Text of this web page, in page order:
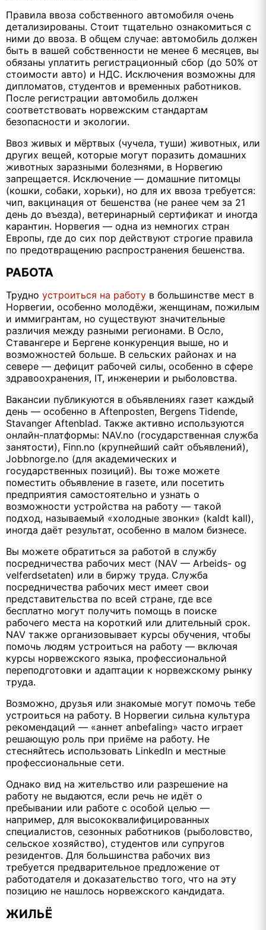
Правила ввоза собственного автомобиля очень
детализированы. Стоит тщательно ознакомиться с
ними до ввоза. В общем случае: автомобиль должен
быть в вашей собственности не менее 6 месяцев, вы
обязаны уплатить регистрационный сбор (до 50% от
стоимости авто) и НДС. Исключения возможны для
дипломатов, студентов и временных работников.
После регистрации автомобиль должен
соответствовать норвежским стандартам
безопасности и экологии.
Ввоз живых и мёртвых (чучела, туши) животных, или
других вещей, которые могут поразить домашних
животных заразными болезнями, в Норвегию
запрещается. Исключение — домашние питомцы
(кошки, собаки, хорьки), но для их ввоза требуется:
чип, вакцинация от бешенства (не ранее чем за 21
день до въезда), ветеринарный сертификат и иногда
карантин. Норвегия — одна из немногих стран
Европы, где до сих пор действуют строгие правила
по предотвращению распространения бешенства.
РАБОТА
Трудно устроиться на работу в большинстве мест в
Норвегии, особенно молодёжи, женщинам, пожилым
и иммигрантам, но существуют значительные
различия между разными регионами. В Осло,
Ставангере и Бергене конкуренция выше, но и
возможностей больше. В сельских районах и на
севере — дефицит рабочей силы, особенно в сфере
здравоохранения, IT, инженерии и рыболовства.
Вакансии публикуются в объявлениях газет каждый
день — особенно в Aftenposten, Bergens Tidende,
Stavanger Aftenblad. Также активно используются
онлайн-платформы: NAV.no (государственная служба
занятости), Finn.no (крупнейший сайт объявлений),
Jobbnorge.no (для академических и
государственных позиций). Вы тоже можете
поместить объявление в газете, или посетить
предприятия самостоятельно и узнать о
возможности устройства на работу — такой
подход, называемый «холодные звонки» (kaldt kall),
иногда даёт результат, особенно в малом бизнесе.
Вы можете обратиться за работой в службу
посредничества рабочих мест (NAV — Arbeids- og
velferdsetaten) или в биржу труда. Служба
посредничества рабочих мест имеет свои
представительства по всей стране, где все
бесплатно могут получить помощь в поиске
рабочего места на короткий или длительный срок.
NAV также организовывает курсы обучения, чтобы
помочь людям устроиться на работу — включая
курсы норвежского языка, профессиональной
переподготовки и адаптации к норвежскому рынку
труда.
Возможно, друзья или знакомые могут помочь тебе
устроиться на работу. В Норвегии сильна культура
рекомендаций — «аннет anbefaling» часто играет
решающую роль при приёме на работу. Не
стесняйтесь использовать LinkedIn и местные
профессиональные сети.
Однако вид на жительство или разрешение на
работу не выдаются, если речь не идёт о
пребывании или работе с особой целью —
например, для высококвалифицированных
специалистов, сезонных работников (рыболовство,
сельское хозяйство), студентов или супругов
резидентов. Для большинства рабочих виз
требуется предварительное предложение от
работодателя и доказательство того, что на эту
позицию не нашлось норвежского кандидата.
ЖИЛЬЁ